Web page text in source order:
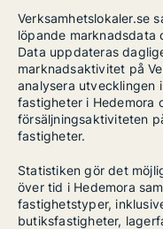
Verksamhetslokaler.se
löpande marknadsdata
Data uppdateras
marknadsaktivitet på
analysera utvecklingen
fastigheter i Hedemora
försäljningsaktiviteten
fastigheter.
Statistiken gör det
över tid i Hedemora
fastighetstyper,
butiksfastigheter,